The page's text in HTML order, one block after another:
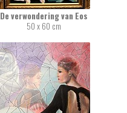
De verwondering van Eos
50 x 60 cm